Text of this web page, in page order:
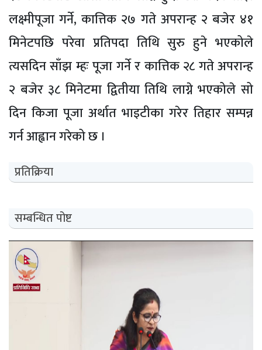
लक्ष्मीपूजा गर्ने, कात्तिक २७ गते अपरान्ह २ बजेर ४१
मिनेटपछि परेवा प्रतिपदा तिथि सुरु हुने भएकोले
त्यसदिन साँझ म्हः पूजा गर्ने र कात्तिक २८ गते अपरान्ह
२ बजेर ३८ मिनेटमा द्वितीया तिथि लाग्ने भएकोले सो
दिन किजा पूजा अर्थात भाइटीका गरेर तिहार सम्पन्न
गर्न आह्वान गरेको छ ।
प्रतिक्रिया
सम्बन्धित पोष्ट